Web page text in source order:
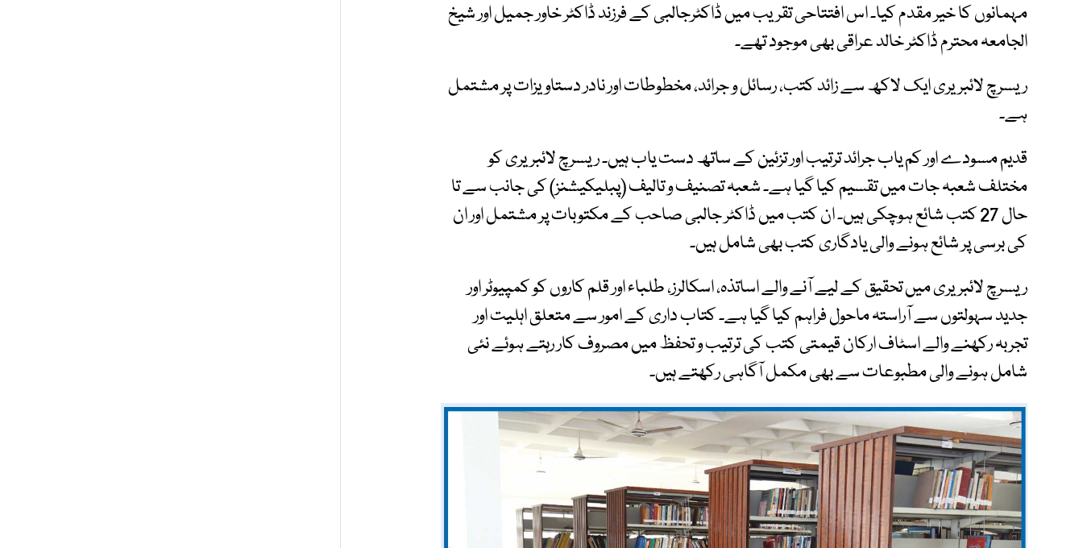
مہمانوں کا خیر مقدم کیا۔ اس افتتاحی تقریب میں ڈاکٹرجالبی کے فرزند ڈاکٹر خاور جمیل اور شیخ
الجامعہ محترم ڈاکٹر خالد عراقی بھی موجود تھے۔
ریسرچ لائبریری ایک لاکھ سے زائد کتب، رسائل و جرائد، مخطوطات اور نادر دستاویزات پر مشتمل
ہے۔
قدیم مسودے اور کم یاب جرائد ترتیب اور تزئین کے ساتھ دست یاب ہیں۔ ریسرچ لائبریری کو
مختلف شعبہ جات میں تقسیم کیا گیا ہے۔ شعبہ تصنیف و تالیف (پبلیکیشنز) کی جانب سے تا
حال 27 کتب شائع ہوچکی ہیں۔ ان کتب میں ڈاکٹر جالبی صاحب کے مکتوبات پر مشتمل اور ان
کی برسی پر شائع ہونے والی یادگاری کتب بھی شامل ہیں۔
ریسرچ لائبریری میں تحقیق کے لیے آنے والے اساتذہ، اسکالرز، طلباء اور قلم کاروں کو کمپیوٹر اور
جدید سہولتوں سے آراستہ ماحول فراہم کیا گیا ہے۔ کتاب داری کے امور سے متعلق اہلیت اور
تجربہ رکھنے والے اسٹاف ارکان قیمتی کتب کی ترتیب و تحفظ میں مصروف کار رہتے ہوئے نئی
شامل ہونے والی مطبوعات سے بھی مکمل آگاہی رکھتے ہیں۔